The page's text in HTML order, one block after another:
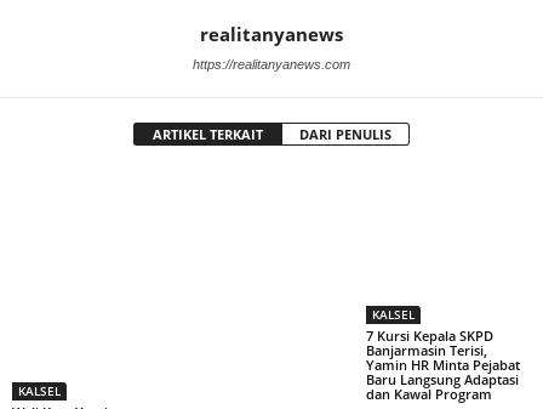
realitanyanews
https://realitanyanews.com
ARTIKEL TERKAIT DARI PENULIS
KALSEL
KALSEL
7 Kursi Kepala SKPD
Banjarmasin Terisi,
Yamin HR Minta Pejabat
Baru Langsung Adaptasi
dan Kawal Program